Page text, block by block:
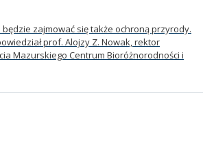
zajmować się także ochroną przyrody.
prof. Alojzy Z. Nowak, rektor
Mazurskiego Centrum Bioróżnorodności i